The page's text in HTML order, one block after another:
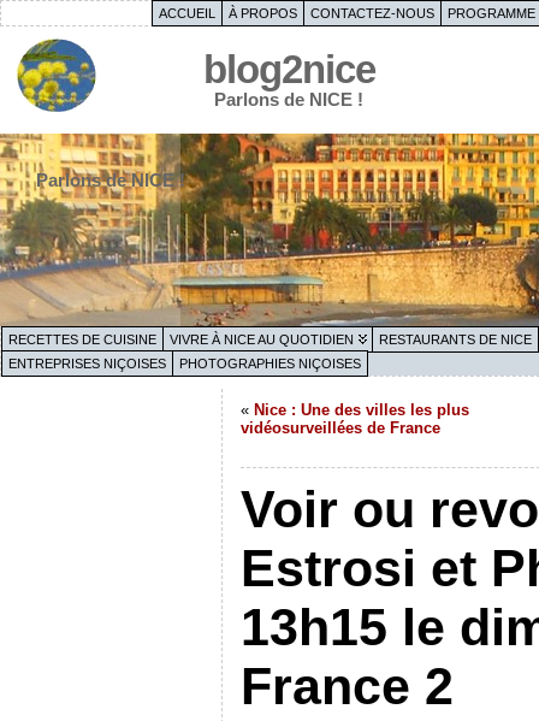
ACCUEIL À PROPOS CONTACTEZ-NOUS PROGRAMME
blog2nice
Parlons de NICE !
Parlons de NICE !
RECETTES DE CUISINE VIVRE À NICE AU QUOTIDIEN
RESTAURANTS DE NICE
ENTREPRISES NIÇOISES
PHOTOGRAPHIES NIÇOISES
« Nice : Une des villes les plus
vidéosurveillées de France
Voir ou
Estrosi et
13h15 le
France 2